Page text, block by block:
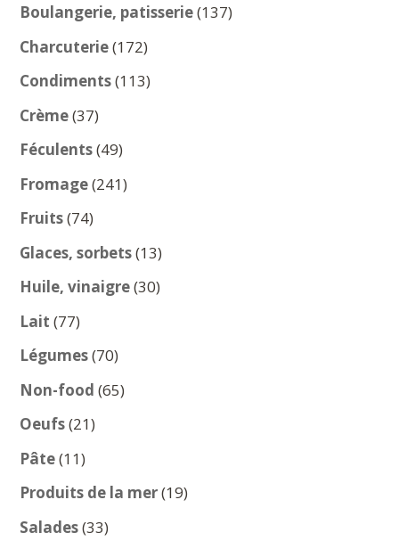
Boulangerie, patisserie 137137
Charcuterie 172172
produits
Condiments 113113
Crème 3737
produits
Féculents 4949
produits
Fromage 241241
Fruits 7474
produits
Glaces, sorbets 1313
produits
Huile, vinaigre 3030
Lait 7777
produits
Légumes 7070
produits
Non-food 6565
Oeufs 2121
Pâte 1111
produits
Produits de la mer 1919
Salades 3333